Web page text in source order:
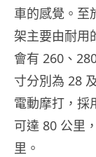
車的感覺。至
架主要由耐用
會有 260、
寸分別為 28
電動摩打，採
可達 80 公里
里。